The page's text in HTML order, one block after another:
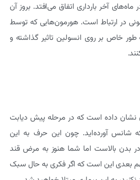
ماه‌های آخر بارداری اتفاق می‌افتد. بروز آن
در ارتباط است. هورمون‌هایی که توسط
خاص بر روی انسولین تاثیر گذاشته و
نشان داده است که در مرحله پیش دیابت
شانس آورده‌اید. چون این حرف به این
بدن بالاست اما شما هنوز به مرض قند
بعدی این است که اگر فکری به حال سبک